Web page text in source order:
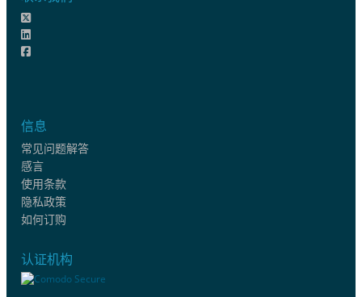
信息
常见问题解答
感言
使用条款
隐私政策
如何订购
认证机构